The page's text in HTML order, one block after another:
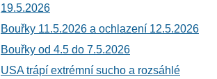
19.5.2026
Bouřky 11.5.2026 a ochlazení 12.5.2026
Bouřky od 4.5 do 7.5.2026
USA trápí extrémní sucho a rozsáhlé